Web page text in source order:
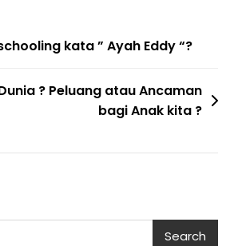
kata ” Ayah Eddy “?
? Peluang atau Ancaman
bagi Anak kita ?
Search